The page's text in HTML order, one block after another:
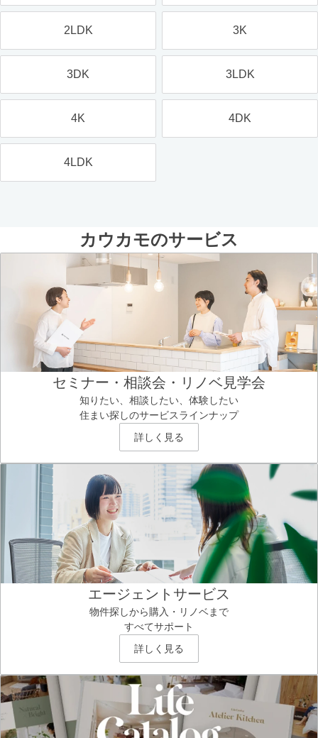
2LDK 3K
3DK 3LDK
4K 4DK
4LDK
カウカモのサービス
セミナー・相談会・リノベ見学会
知りたい、相談したい、体験したい
住まい探しのサービスラインナップ
詳しく見る
エージェントサービス
物件探しから購入・リノベまで
すべてサポート
詳しく見る